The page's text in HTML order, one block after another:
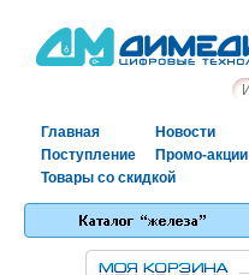
Главная
Новости
Поступление
Промо-акции
Товары со скидкой